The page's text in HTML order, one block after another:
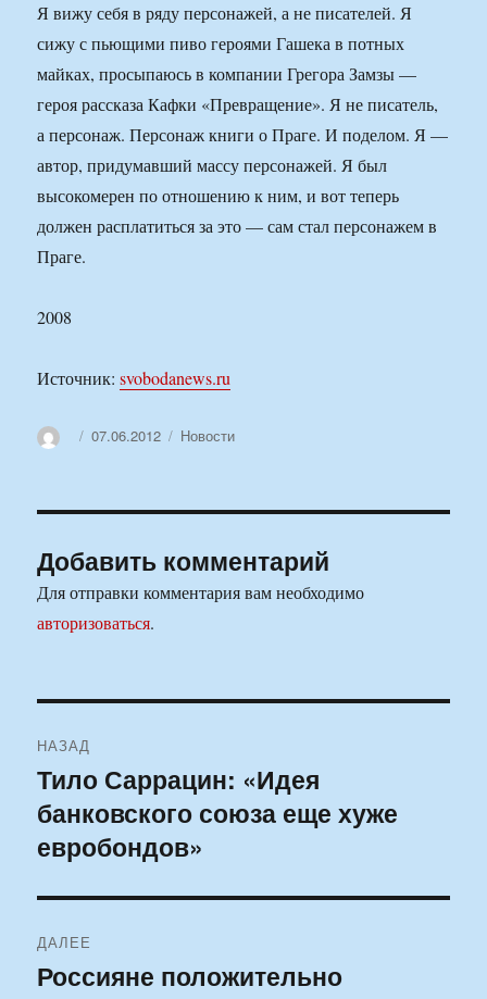
Я вижу себя в ряду персонажей, а не писателей. Я
сижу с пьющими пиво героями Гашека в потных
майках, просыпаюсь в компании Грегора Замзы —
героя рассказа Кафки «Превращение». Я не писатель,
а персонаж. Персонаж книги о Праге. И поделом. Я —
автор, придумавший массу персонажей. Я был
высокомерен по отношению к ним, и вот теперь
должен расплатиться за это — сам стал персонажем в
Праге.
2008
Источник:svobodanews.ru
АвторОпубликовано
07.06.2012 Рубрики
Новости
Добавить комментарий
Для отправки комментария вам необходимо
авторизоваться.
по
записям
НАЗАД
Предыдущая
запись:
Тило Саррацин: «Идея
банковского союза еще хуже
евробондов»
ДАЛЕЕ
Следующая
Россияне положительно